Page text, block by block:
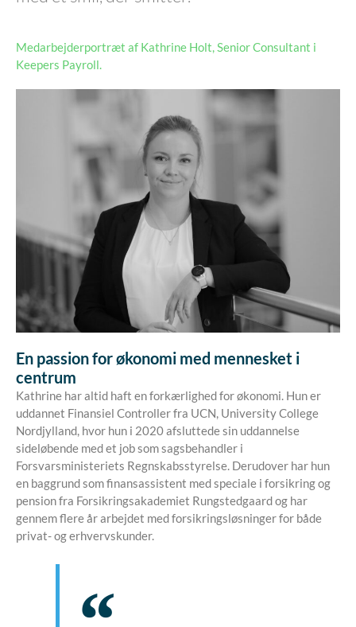
Medarbejderportræt af Kathrine Holt, Senior Consultant i
Keepers Payroll.
En passion for økonomi med mennesket i
centrum
Kathrine har altid haft en forkærlighed for økonomi. Hun er
uddannet Finansiel Controller fra UCN, University College
Nordjylland, hvor hun i 2020 afsluttede sin uddannelse
sideløbende med et job som sagsbehandler i
Forsvarsministeriets Regnskabsstyrelse. Derudover har hun
en baggrund som finansassistent med speciale i forsikring og
pension fra Forsikringsakademiet Rungstedgaard og har
gennem flere år arbejdet med forsikringsløsninger for både
privat- og erhvervskunder.